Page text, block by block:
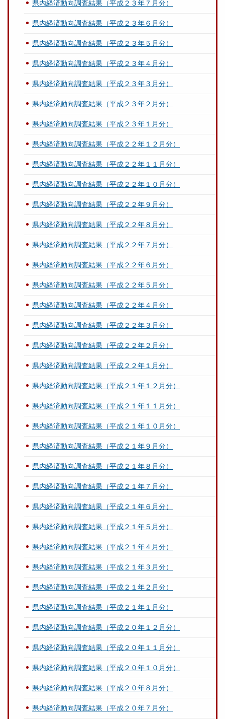
県内経済動向調査結果（平成２３年７月分）
県内経済動向調査結果（平成２３年６月分）
県内経済動向調査結果（平成２３年５月分）
県内経済動向調査結果（平成２３年４月分）
県内経済動向調査結果（平成２３年３月分）
県内経済動向調査結果（平成２３年２月分）
県内経済動向調査結果（平成２３年１月分）
県内経済動向調査結果（平成２２年１２月分）
県内経済動向調査結果（平成２２年１１月分）
県内経済動向調査結果（平成２２年１０月分）
県内経済動向調査結果（平成２２年９月分）
県内経済動向調査結果（平成２２年８月分）
県内経済動向調査結果（平成２２年７月分）
県内経済動向調査結果（平成２２年６月分）
県内経済動向調査結果（平成２２年５月分）
県内経済動向調査結果（平成２２年４月分）
県内経済動向調査結果（平成２２年３月分）
県内経済動向調査結果（平成２２年２月分）
県内経済動向調査結果（平成２２年１月分）
県内経済動向調査結果（平成２１年１２月分）
県内経済動向調査結果（平成２１年１１月分）
県内経済動向調査結果（平成２１年１０月分）
県内経済動向調査結果（平成２１年９月分）
県内経済動向調査結果（平成２１年８月分）
県内経済動向調査結果（平成２１年７月分）
県内経済動向調査結果（平成２１年６月分）
県内経済動向調査結果（平成２１年５月分）
県内経済動向調査結果（平成２１年４月分）
県内経済動向調査結果（平成２１年３月分）
県内経済動向調査結果（平成２１年２月分）
県内経済動向調査結果（平成２１年１月分）
県内経済動向調査結果（平成２０年１２月分）
県内経済動向調査結果（平成２０年１１月分）
県内経済動向調査結果（平成２０年１０月分）
県内経済動向調査結果（平成２０年８月分）
県内経済動向調査結果（平成２０年７月分）